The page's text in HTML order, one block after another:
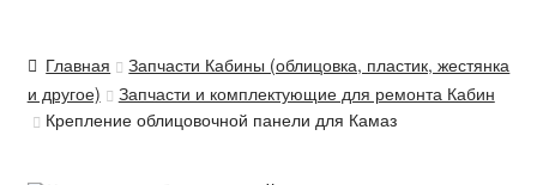
Контакты
Обсуждение
Главная
Запчасти Кабины (облицовка, пластик, жестянка
и другое)
Запчасти и комплектующие для ремонта Кабин
Крепление облицовочной панели для Камаз